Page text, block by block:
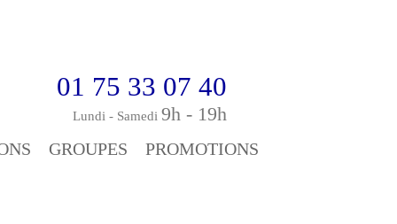
01 75 33 07 40
Lundi - Samedi 9h - 19h
GROUPES PROMOTIONS